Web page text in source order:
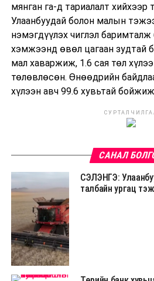
мянган га-д тариалалт хийхээр
Улаанбуудай болон малын
нэмэгдүүлэх чиглэл
хэмжээнд өвөл цагаан зудтай
мал хаваржиж, 1.6 сая төл
төлөвлөсөн. Өнөөдрийн
хүлээн авч 99.6 хувьтай
САНАЛ
СЭЛЭНГЭ:
талбайн ургац